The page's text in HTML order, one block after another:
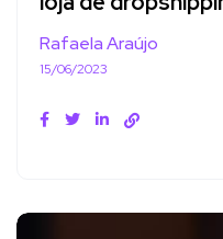
Rafaela Araújo
15/06/2023